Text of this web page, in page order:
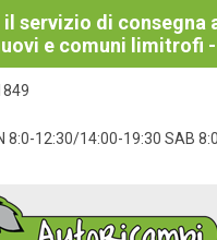
il servizio di consegna
e comuni limitrofi -
8:0-12:30/14:00-19:30 SAB